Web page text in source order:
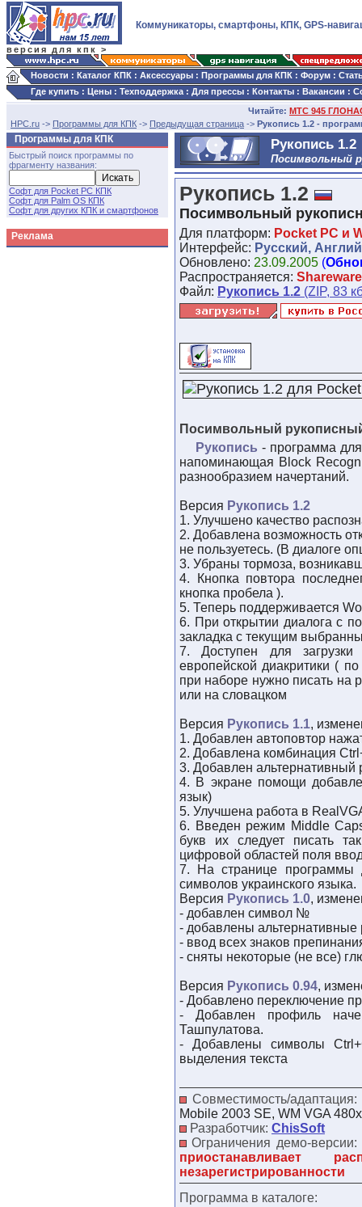
версия для кпк >
Коммуникаторы, смартфоны, КПК, GPS-
Новости : Каталог КПК : Аксессуары : Программы для КПК : Форум :
Где купить : Цены : Техподдержка : Для прессы : Контакты : Вакансии :
Читайте: МТС 945
HPC.ru -> Программы для КПК -> Предыдущая страница -> Рукопись 1.2 -
Программы для КПК
Быстрый поиск программы по
фрагменту названия:
Софт для Pocket PC КПК
Софт для Palm OS КПК
Софт для других КПК и смартфонов
Реклама
Рукопись 1.2
Посимвольный
Рукопись 1.2
Посимвольный
Для платформ: Pocket PC и
Интерфейс: Русский,
Обновлено: 23.09.2005 (
Распространяется: Shareware
Файл: Рукопись 1.2 (ZIP, 83
Посимвольный
Рукопись - программа
напоминающая Block
разнообразием начертаний.
Версия Рукопись 1.2
1. Улучшено качество
2. Добавлена возможность
не пользуетесь. (В диалоге
3. Убраны тормоза,
4. Кнопка повтора
кнопка пробела ).
5. Теперь поддерживается
6. При открытии диалога с
закладка с текущим
7. Доступен для
европейской диакритики (
при наборе нужно писать на
или на словацком
Версия Рукопись 1.1,
1. Добавлен автоповтор
2. Добавлена комбинация
3. Добавлен
4. В экране помощи
язык)
5. Улучшена работа в
6. Введен режим Middle
букв их следует писать
цифровой областей поля
7. На странице программы
символов украинского языка.
Версия Рукопись 1.0,
- добавлен символ №
- добавлены альтернативные
- ввод всех знаков
- сняты некоторые (не все)
Версия Рукопись 0.94,
- Добавлено переключение
- Добавлен профиль
Ташпулатова.
- Добавлены символы
выделения текста
Совместимость/адаптация:
Mobile 2003 SE, WM VGA
Разработчик: ChisSoft
Ограничения демо-версии:
приостанавливает
незарегистрированности
Программа в каталоге: